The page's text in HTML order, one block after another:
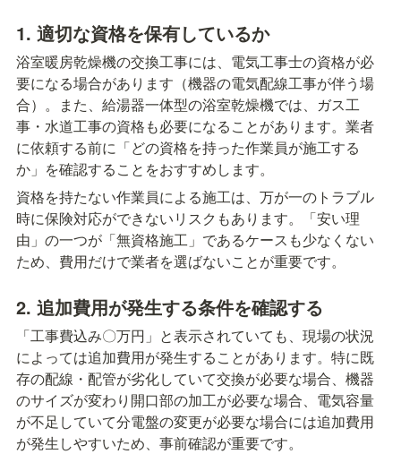
1. 適切な資格を保有しているか
浴室暖房乾燥機の交換工事には、電気工事士の資格が必
要になる場合があります（機器の電気配線工事が伴う場
合）。また、給湯器一体型の浴室乾燥機では、ガス工
事・水道工事の資格も必要になることがあります。業者
に依頼する前に「どの資格を持った作業員が施工する
か」を確認することをおすすめします。
資格を持たない作業員による施工は、万が一のトラブル
時に保険対応ができないリスクもあります。「安い理
由」の一つが「無資格施工」であるケースも少なくない
ため、費用だけで業者を選ばないことが重要です。
2. 追加費用が発生する条件を確認する
「工事費込み〇万円」と表示されていても、現場の状況
によっては追加費用が発生することがあります。特に既
存の配線・配管が劣化していて交換が必要な場合、機器
のサイズが変わり開口部の加工が必要な場合、電気容量
が不足していて分電盤の変更が必要な場合には追加費用
が発生しやすいため、事前確認が重要です。